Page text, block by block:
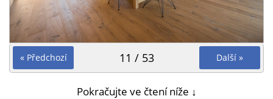
« Předchozí Další »
11 / 53
Pokračujte ve čtení níže ↓